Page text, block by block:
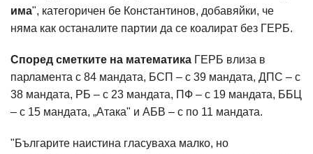
има", категоричен бе Константинов, добавяйки, че
няма как останалите партии да се коалират без ГЕРБ.
Според сметките на математика ГЕРБ влиза в
парламента с 84 мандата, БСП – с 39 мандата, ДПС – с
38 мандата, РБ – с 23 мандата, ПФ – с 19 мандата, ББЦ
– с 15 мандата, „Атака" и АБВ – с по 11 мандата.
"Българите наистина гласуваха малко, но